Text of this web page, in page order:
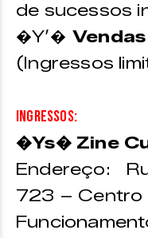
de sucessos
�Y’�
(Ingressos
Ingressos:
�Ys� Zine
Endereço:
723 – Centro